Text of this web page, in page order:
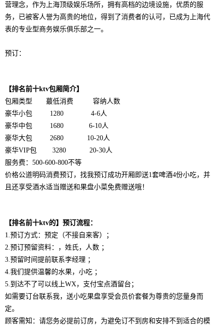
营理念，作为上海顶级娱乐场所，拥有高档的边境设施，优质的服
务，已被客人誉为高贵的地位，得到了消费者的认可，已成为上海代
表的专业型商务娱乐俱乐部之一。
预订：
【排名前十ktv包厢简介】
包厢类型 蕞低消费 容纳人数
豪华小包 1280 4-6人
豪华中包 1680 6-10人
豪华大包 2680 10-20人
豪华VIP包 3280 20-30人
服务费：500-600-800不等
价格公道明码消费预订，找我预订成功开厢即送1套啤酒4份小吃，并
且还享受酒水适当赠送和果盘小菜免费赠送哦！
【排名前十ktv的】预订流程：
1.预订方式：预定（不接自来客）；
2.预订预留资料：，姓氏，人数 ；
3.预留时间提前联系李经理 ；
4.我们提供温馨的水果，小吃 ；
5.到达不了可以线上WX，支付宝点酒留台；
如需要订台联系我，送小吃果盘享受会员价套餐为尊贵的您量身而
定。
顾客需知：请您务必提前订房，为避免订不到房和安排不到适合的模